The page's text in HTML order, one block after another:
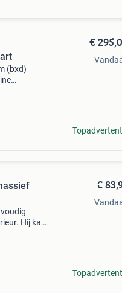
(bxd)
€
Hij kan
€